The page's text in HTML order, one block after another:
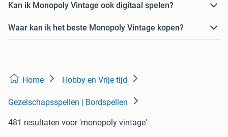
Kan ik Monopoly Vintage ook digitaal spelen?
Waar kan ik het beste Monopoly Vintage kopen?
Home Hobby en Vrije tijd
Gezelschapsspellen | Bordspellen
481 resultaten voor 'monopoly vintage'